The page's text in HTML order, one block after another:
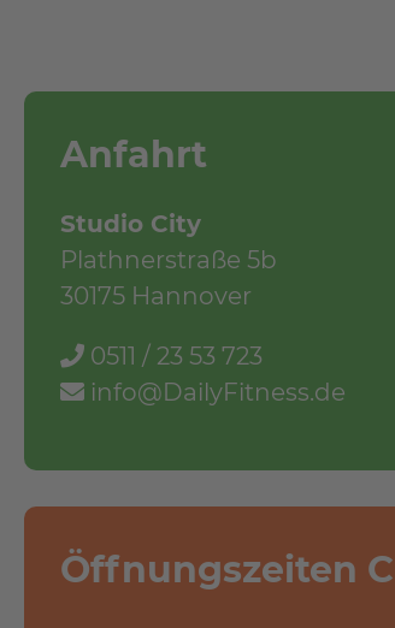
Anfahrt
Studio City
Plathnerstraße 5b
30175 Hannover
0511 / 23 53 723
info@DailyFitness.de
Öffnungszeiten